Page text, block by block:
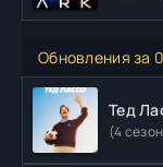
Обновления за
Тед
(4